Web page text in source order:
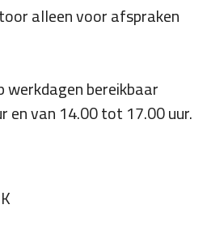
alleen voor afspraken
werkdagen bereikbaar
en van 14.00 tot 17.00 uur.